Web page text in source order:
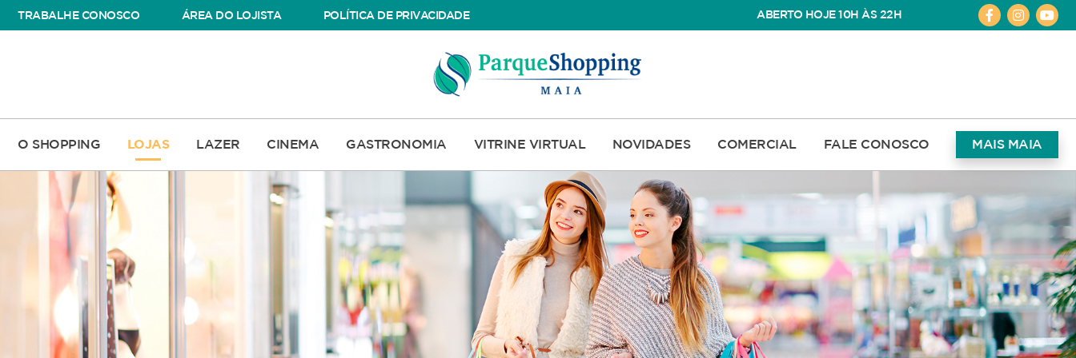
TRABALHE CONOSCO ÁREA DO LOJISTA POLÍTICA DE PRIVACIDADE ABERTO HOJE 10H ÀS 22H
O SHOPPING LOJAS LAZER CINEMA GASTRONOMIA VITRINE VIRTUAL NOVIDADES COMERCIAL FALE CONOSCO MAIS MAIA